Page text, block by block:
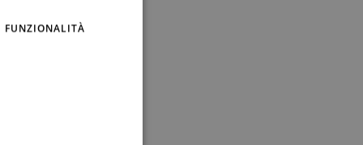
FUNZIONALITÀ